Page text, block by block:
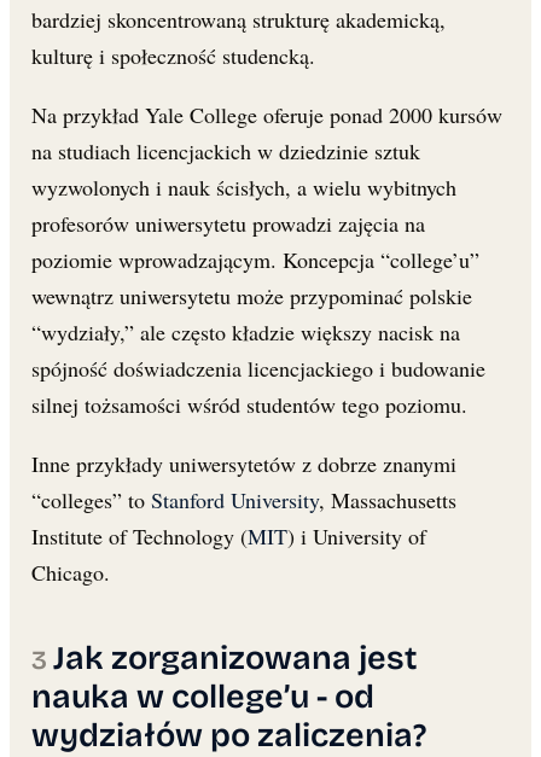
bardziej skoncentrowaną strukturę akademicką,
kulturę i społeczność studencką.
Na przykład Yale College oferuje ponad 2000 kursów
na studiach licencjackich w dziedzinie sztuk
wyzwolonych i nauk ścisłych, a wielu wybitnych
profesorów uniwersytetu prowadzi zajęcia na
poziomie wprowadzającym. Koncepcja “college’u”
wewnątrz uniwersytetu może przypominać polskie
“wydziały,” ale często kładzie większy nacisk na
spójność doświadczenia licencjackiego i budowanie
silnej tożsamości wśród studentów tego poziomu.
Inne przykłady uniwersytetów z dobrze znanymi
“colleges” to Stanford University, Massachusetts
Institute of Technology (MIT) i University of
Chicago.
Jak zorganizowana jest
nauka w college’u - od
wydziałów po zaliczenia?